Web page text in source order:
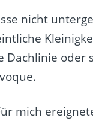
nicht
oder
mich